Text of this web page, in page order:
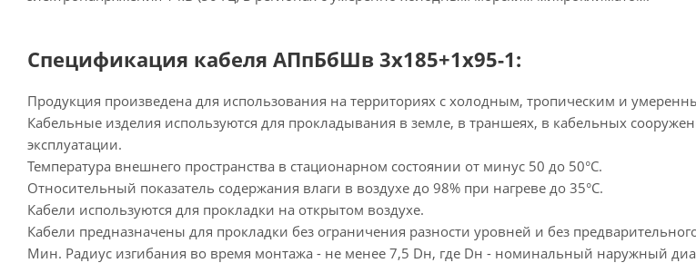
Спецификация кабеля АПпБбШв 3х185+1х95-1:
Продукция произведена для использования на территориях с холодным, тропическим и
Кабельные изделия используются для прокладывания в земле, в траншеях, в кабельных
эксплуатации.
Температура внешнего пространства в стационарном состоянии от минус 50 до 50°С.
Относительный показатель содержания влаги в воздухе до 98% при нагреве до 35°С.
Кабели используются для прокладки на открытом воздухе.
Кабели предназначены для прокладки без ограничения разности уровней и без
Мин. Радиус изгибания во время монтажа - не менее 7,5 Dн, где Dн - номинальный наружный